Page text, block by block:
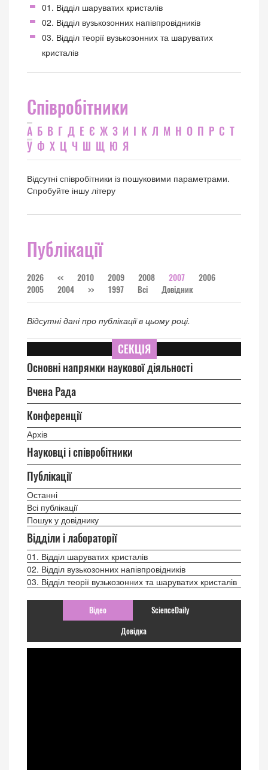
01. Відділ шаруватих кристалів
02. Відділ вузькозонних напівпровідників
03. Відділ теорії вузькозонних та шаруватих
кристалів
Співробітники
А Б В Г Д Е Є Ж З И І К Л М Н О П Р С Т
У Ф Х Ц Ч Ш Щ Ю Я
Відсутні співробітники із пошуковими параметрами.
Спробуйте іншу літеру
Публікації
2026 << 2010 2009 2008 2007
2006
2005
2004 >> 1997 Всі Довідник
Відсутні дані про публікації в цьому році.
СЕКЦІЯ
Основні напрямки наукової діяльності
Вчена Рада
Конференції
Архів
Науковці і співробітники
Публікації
Останні
Всі публікації
Пошук у довіднику
Відділи і лабораторії
01. Відділ шаруватих кристалів
02. Відділ вузькозонних напівпровідників
03. Відділ теорії вузькозонних та шаруватих кристалів
Відео ScienceDaily
Довідка